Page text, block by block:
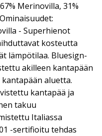
Merinovilla, 31%
- Superhienot
kosteutta
lämpötilaa. Bluesign-
akilleen kantapään
aluetta.
kantapää ja
takuu
Italiassa
-sertifioitu tehdas